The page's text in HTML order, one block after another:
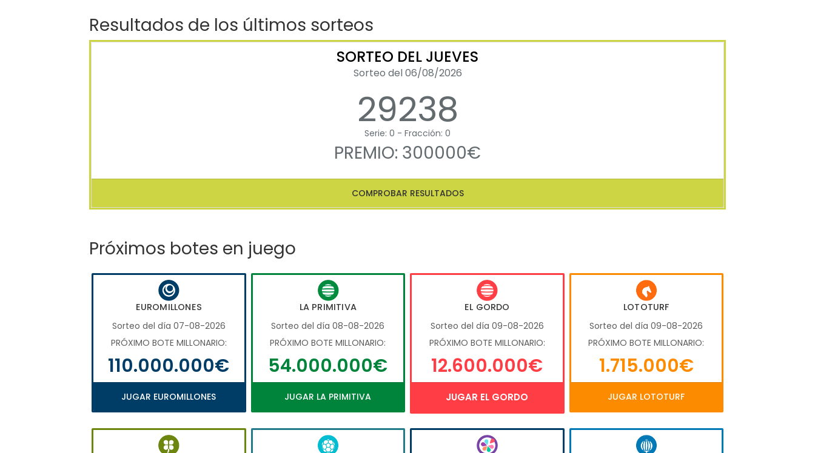
Resultados de los últimos sorteos
SORTEO DEL JUEVES
Sorteo del 06/08/2026
29238
Serie: 0 - Fracción: 0
PREMIO: 300000€
COMPROBAR RESULTADOS
Próximos botes en juego
EUROMILLONES
Sorteo del día 07-08-2026
PRÓXIMO BOTE MILLONARIO:
110.000.000€
JUGAR EUROMILLONES
LA PRIMITIVA
Sorteo del día 08-08-2026
PRÓXIMO BOTE MILLONARIO:
54.000.000€
JUGAR LA PRIMITIVA
EL GORDO
Sorteo del día 09-08-2026
PRÓXIMO BOTE MILLONARIO:
12.600.000€
JUGAR EL GORDO
LOTOTURF
Sorteo del día 09-08-2026
PRÓXIMO BOTE MILLONARIO:
1.715.000€
JUGAR LOTOTURF